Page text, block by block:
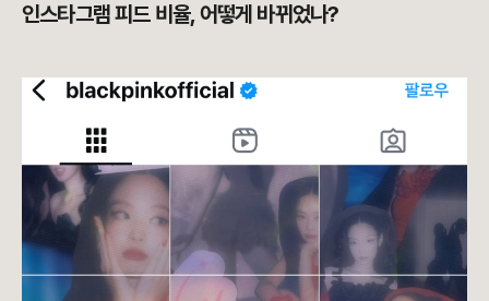
인스타그램 피드 비율, 어떻게 바뀌었나?